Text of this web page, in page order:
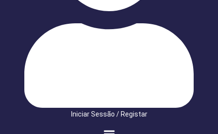
Iniciar Sessão / Registar